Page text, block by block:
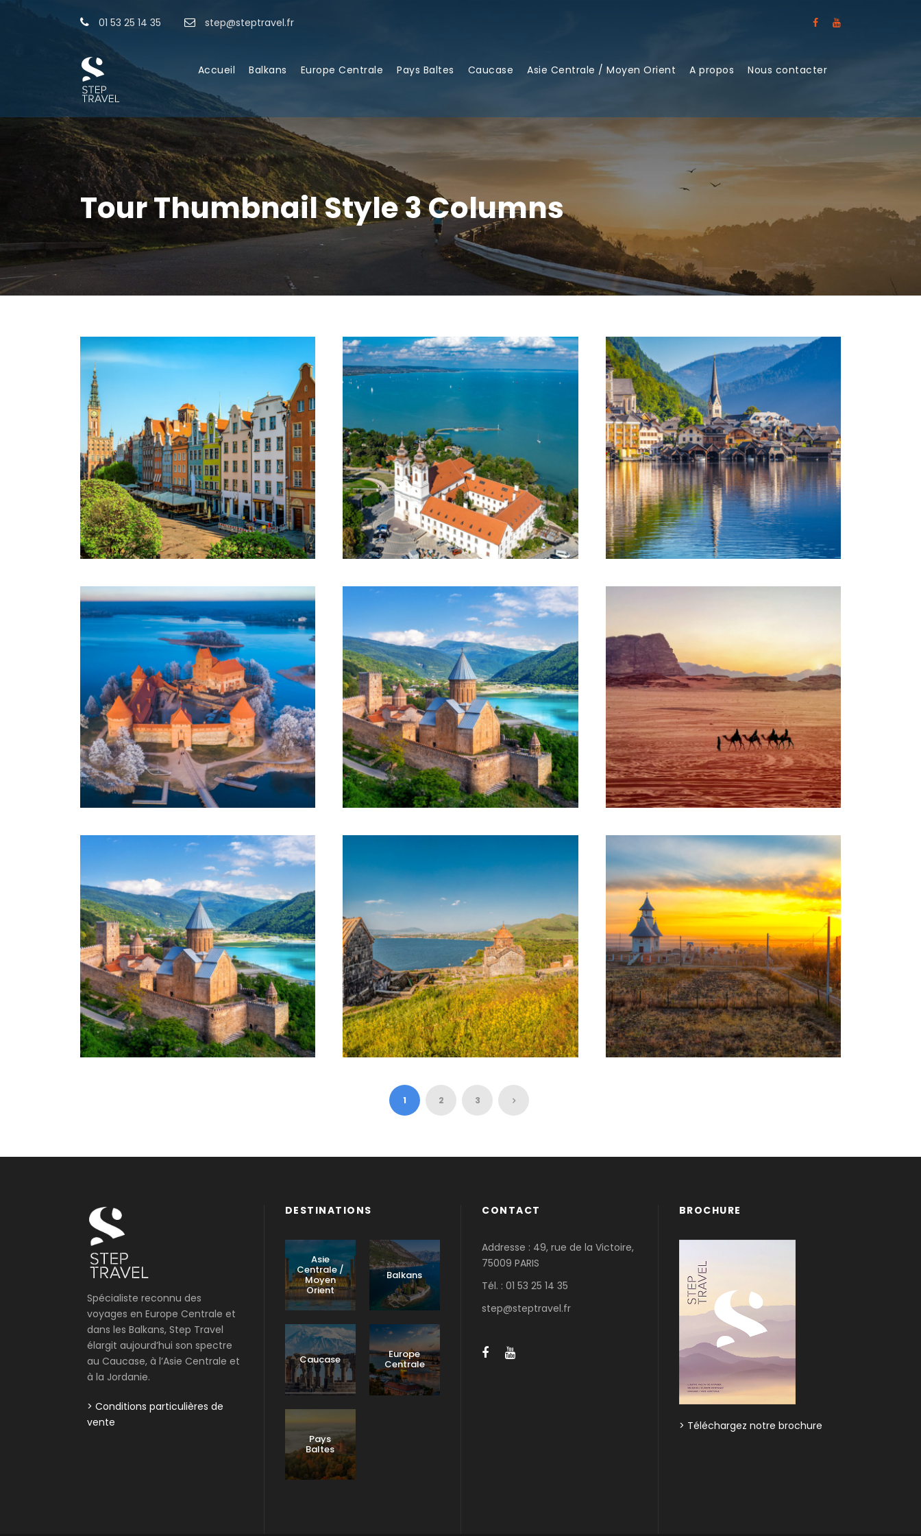
01 53 25 14 35 step@steptravel.fr
Accueil Balkans Europe Centrale Pays Baltes Caucase Asie Centrale / Moyen Orient A propos Nous contacter
Tour Thumbnail Style 3 Columns
€1,430 €1,560 €1,750
€1,550 €1,695
L’ORIENT
CAUCASE
1 2 3
Spécialiste reconnu des
voyages en Europe Centrale et
dans les Balkans, Step Travel
élargit aujourd’hui son spectre
au Caucase, à l’Asie Centrale et
à la Jordanie.
> Conditions particulières de
vente
DESTINATIONS
Asie
Centrale /
Moyen
Orient
Balkans
Caucase Europe
Centrale
Pays
Baltes
CONTACT
Addresse : 49, rue de la Victoire,
75009 PARIS
Tél. : 01 53 25 14 35
step@steptravel.fr
BROCHURE
> Téléchargez notre brochure